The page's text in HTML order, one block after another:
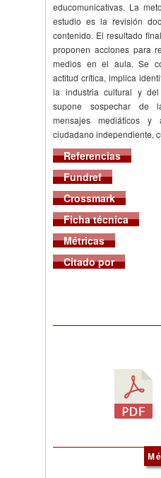
educomunicativas. La
estudio es la revisión
contenido. El resultado
proponen acciones para
medios en el aula. Se
actitud crítica, implica
la industria cultural y del
supone sospechar de
mensajes mediáticos y
ciudadano independiente,
Referencias
Fundref
Crossmark
Ficha técnica
Métricas
Citado por